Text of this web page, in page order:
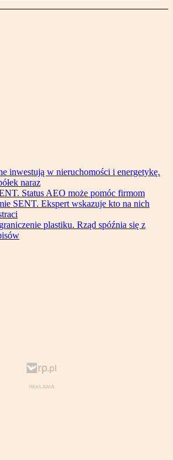
inwestują w nieruchomości i energetykę.
naraz
Status AEO może pomóc firmom
SENT. Ekspert wskazuje kto na nich
plastiku. Rząd spóźnia się z